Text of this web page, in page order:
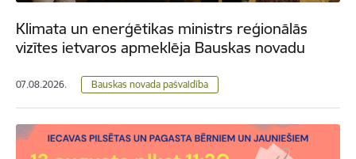
Klimata un enerģētikas ministrs reģionālās
vizītes ietvaros apmeklēja Bauskas novadu
07.08.2026. Bauskas novada pašvaldība